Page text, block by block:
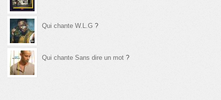
Qui chante W.L.G ?
Qui chante Sans dire un mot ?